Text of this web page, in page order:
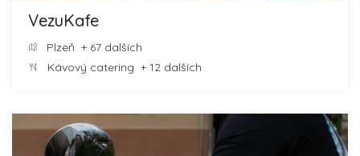
VezuKafe
Plzeň + 67 dalších
Kávový catering + 12 dalších